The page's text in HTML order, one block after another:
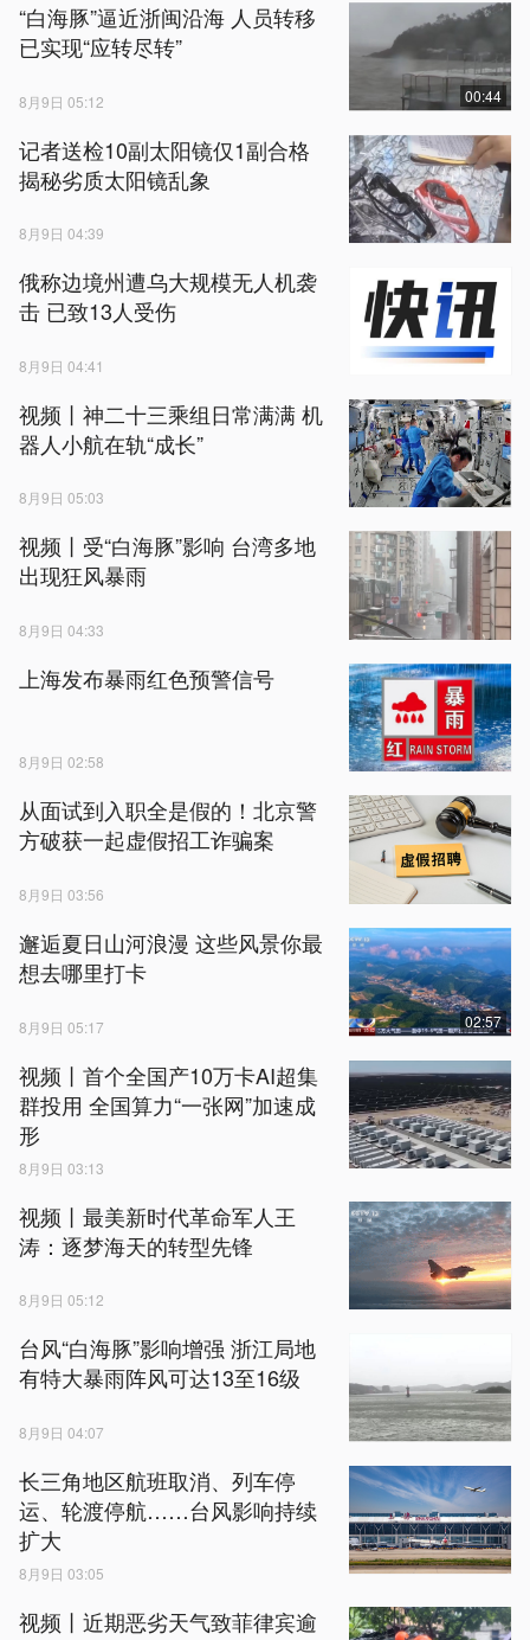
“白海豚”逼近浙闽沿海 人员转移
已实现“应转尽转”
8月9日 05:12 00:44
记者送检10副太阳镜仅1副合格
揭秘劣质太阳镜乱象
8月9日 04:39
俄称边境州遭乌大规模无人机袭
击 已致13人受伤
8月9日 04:41
视频丨神二十三乘组日常满满 机
器人小航在轨“成长”
8月9日 05:03
视频丨受“白海豚”影响 台湾多地
出现狂风暴雨
8月9日 04:33
上海发布暴雨红色预警信号
8月9日 02:58
从面试到入职全是假的！北京警
方破获一起虚假招工诈骗案
8月9日 03:56
邂逅夏日山河浪漫 这些风景你最
想去哪里打卡
8月9日 05:17 02:57
视频丨首个全国产10万卡AI超集
群投用 全国算力“一张网”加速成
形
8月9日 03:13
视频丨最美新时代革命军人王
涛：逐梦海天的转型先锋
8月9日 05:12
台风“白海豚”影响增强 浙江局地
有特大暴雨阵风可达13至16级
8月9日 04:07
长三角地区航班取消、列车停
运、轮渡停航……台风影响持续
扩大
8月9日 03:05
视频丨近期恶劣天气致菲律宾逾